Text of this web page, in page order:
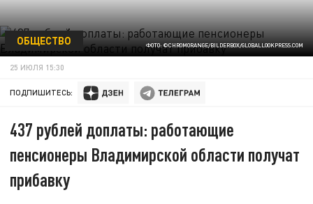
ФОТО: ©CHROMORANGE/BILDERBOX/GLOBALLOOKPRESS.СOM
ОБЩЕСТВО
25 ИЮЛЯ 15:30
ПОДПИШИТЕСЬ:
437 рублей доплаты: работающие
пенсионеры Владимирской области получат
прибавку